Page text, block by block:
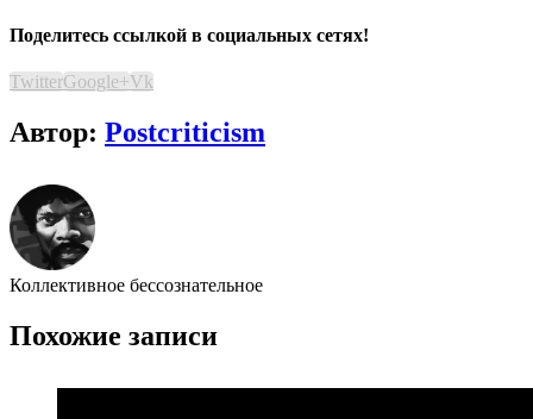
Поделитесь ссылкой в социальных сетях!
TwitterGoogle+Vk
Автор: Postcriticism
Коллективное бессознательное
Похожие записи